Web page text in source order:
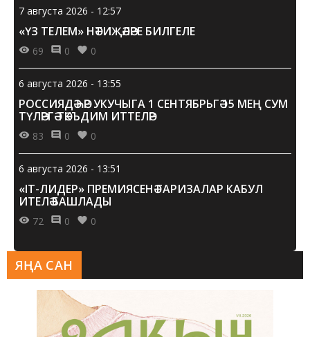
7 августа 2026 - 12:57
«ҮЗ ТЕЛЕМ» НӘТИҖӘЛӘРЕ БИЛГЕЛЕ
69 0 0
6 августа 2026 - 13:55
РОССИЯДӘ ҺӘР УКУЧЫГА 1 СЕНТЯБРЬГӘ 15 МЕҢ СУМ
ТҮЛӘРГӘ ТӘКЪДИМ ИТТЕЛӘР
83 0 0
6 августа 2026 - 13:51
«IT-ЛИДЕР» ПРЕМИЯСЕНӘ ГАРИЗАЛАР КАБУЛ
ИТЕЛӘ БАШЛАДЫ
72 0 0
ЯҢА САН